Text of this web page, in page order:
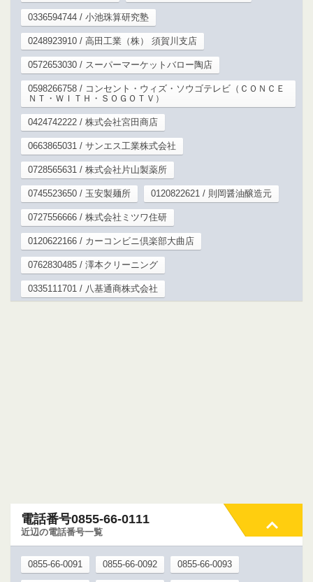
0336594744 / 小池珠算研究塾
0248923910 / 高田工業（株） 須賀川支店
0572653030 / スーパーマーケットバロー陶店
0598266758 / コンセント・ウィズ・ソウゴテレビ（ＣＯＮＣＥ
ＮＴ・ＷＩＴＨ・ＳＯＧＯＴＶ）
0424742222 / 株式会社宮田商店
0663865031 / サンエス工業株式会社
0728565631 / 株式会社片山製薬所
0745523650 / 玉安製麺所 0120822621 / 則岡醤油醸造元
0727556666 / 株式会社ミツワ住研
0120622166 / カーコンビニ倶楽部大曲店
0762830485 / 澤本クリーニング
0335111701 / 八基通商株式会社
電話番号0855-66-0111
近辺の電話番号一覧
0855-66-0091 0855-66-0092 0855-66-0093